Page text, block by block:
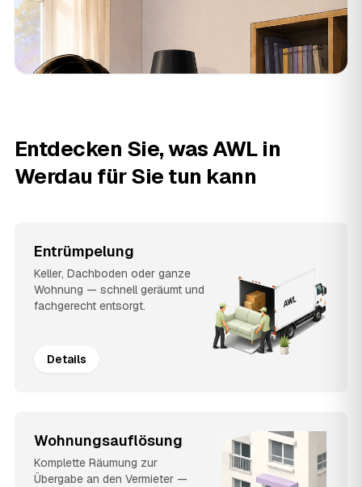
Entdecken Sie, was AWL in
Werdau für Sie tun kann
Entrümpelung
Keller, Dachboden oder ganze
Wohnung — schnell geräumt und
fachgerecht entsorgt.
Details
Wohnungsauflösung
Komplette Räumung zur
Übergabe an den Vermieter —